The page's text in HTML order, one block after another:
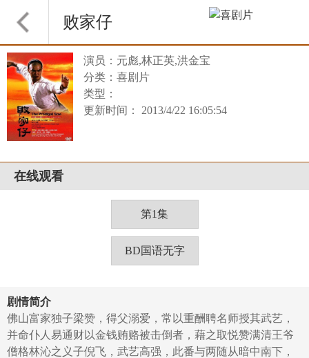
败家仔
演员：元彪,林正英,洪金宝
分类：喜剧片
类型：
更新时间： 2013/4/22 16:05:54
在线观看
第1集
BD国语无字
剧情简介
佛山富家独子梁赞，得父溺爱，常以重酬聘名师授其武艺，
并命仆人易通财以金钱贿赂被击倒者，藉之取悦赞满清王爷
僧格林沁之义子倪飞，武艺高强，此番与两随从暗中南下，